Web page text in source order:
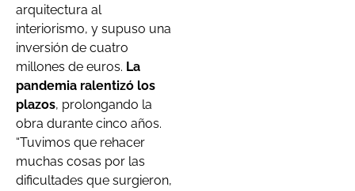
arquitectura al
interiorismo, y supuso una
inversión de cuatro
millones de euros. La
pandemia ralentizó los
plazos, prolongando la
obra durante cinco años.
“Tuvimos que rehacer
muchas cosas por las
dificultades que surgieron,